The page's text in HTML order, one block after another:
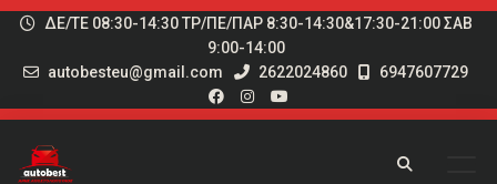
ΔΕ/ΤΕ 08:30-14:30 ΤΡ/ΠΕ/ΠΑΡ 8:30-14:30&17:30-21:00 ΣΑΒ
9:00-14:00
autobesteu@gmail.com
2622024860 6947607729